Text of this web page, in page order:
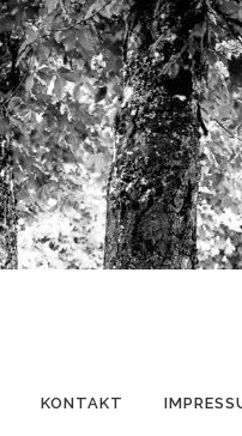
KONTAKT